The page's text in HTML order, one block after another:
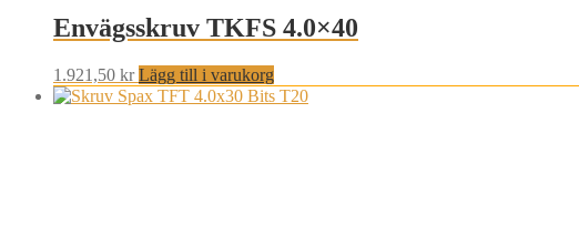
Envägsskruv TKFS 4.0×40
1.921,50 kr Lägg till i varukorg